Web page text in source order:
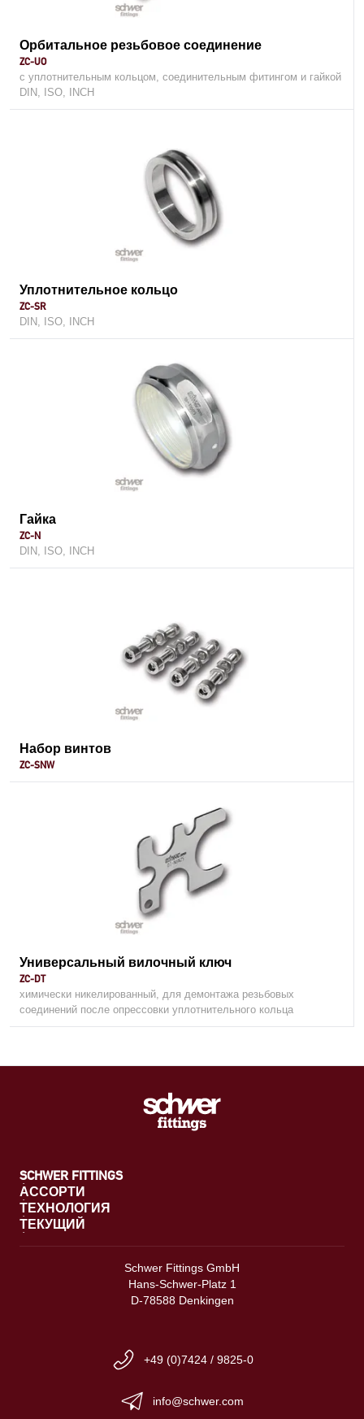
Орбитальное резьбовое соединение
ZC-UO
с уплотнительным кольцом, соединительным фитингом и гайкой
DIN, ISO, INCH
Уплотнительное кольцо
ZC-SR
DIN, ISO, INCH
Гайка
ZC-N
DIN, ISO, INCH
Набор винтов
ZC-SNW
Универсальный вилочный ключ
ZC-DT
химически никелированный, для демонтажа резьбовых
соединений после опрессовки уплотнительного кольца
SCHWER FITTINGS
АССОРТИ
ТЕХНОЛОГИЯ
ТЕКУЩИЙ
Schwer Fittings GmbH
Hans-Schwer-Platz 1
D-78588 Denkingen
+49 (0)7424 / 9825-0
info@schwer.com